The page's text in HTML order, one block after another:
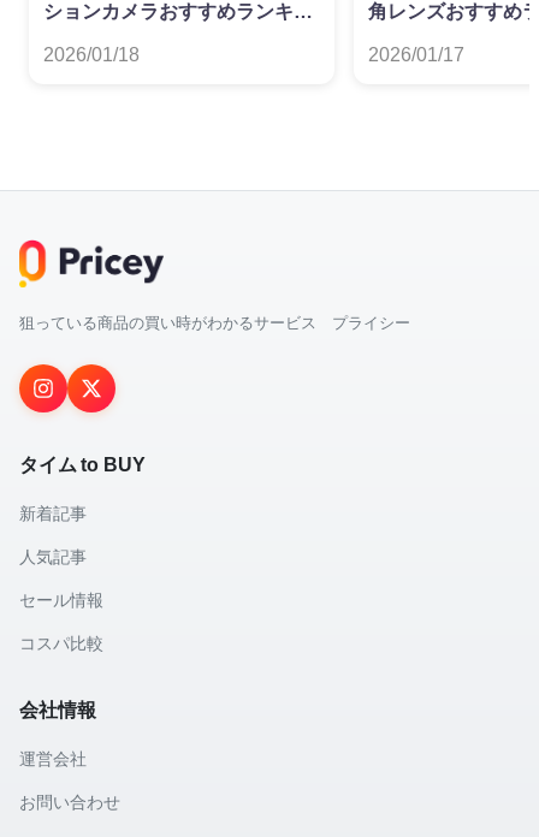
ションカメラおすすめランキン
2026/01/18
角レンズおすすめ
2026/01/17
狙っている商品の買い時がわかるサービス プライシー
タイム to BUY
新着記事
人気記事
セール情報
コスパ比較
会社情報
運営会社
お問い合わせ